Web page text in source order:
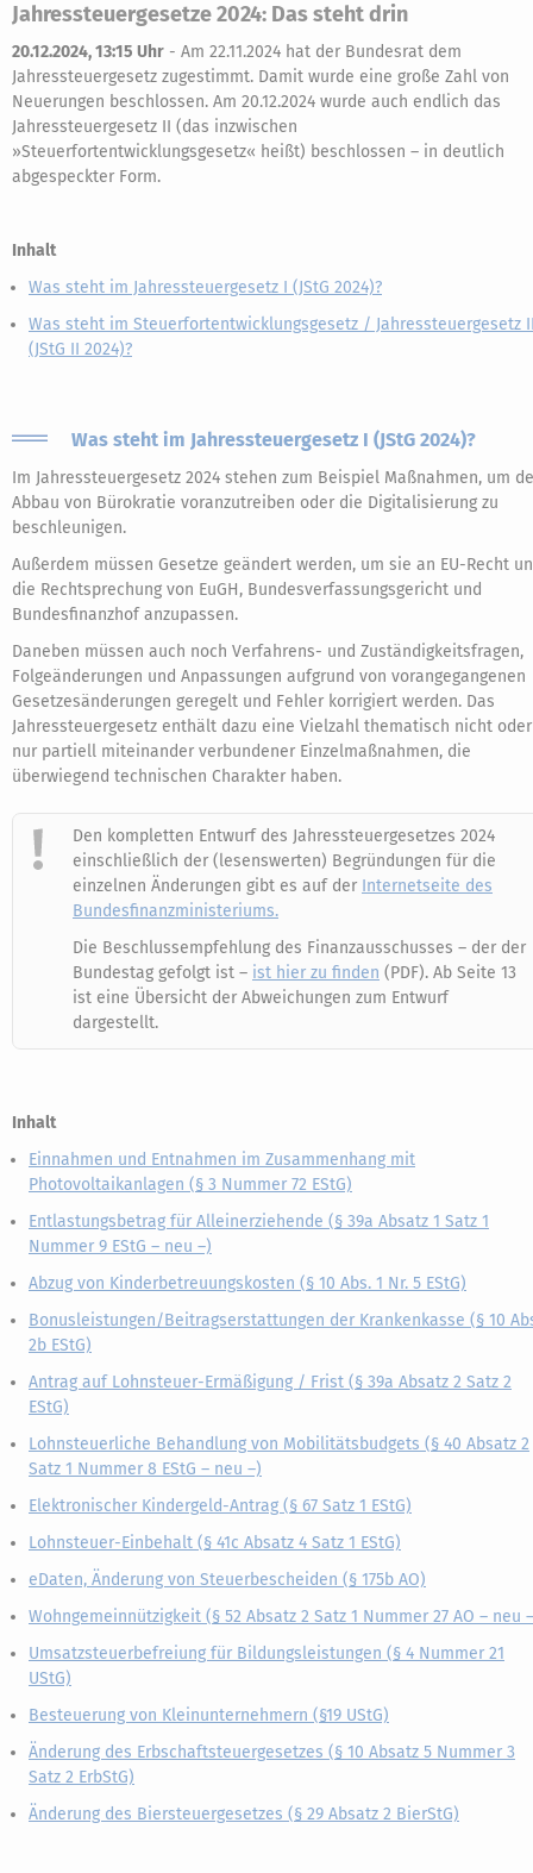
Jahressteuergesetze 2024: Das steht drin
20.12.2024, 13:15 Uhr - Am 22.11.2024 hat der Bundesrat dem
Jahressteuergesetz zugestimmt. Damit wurde eine große Zahl von
Neuerungen beschlossen. Am 20.12.2024 wurde auch endlich das
Jahressteuergesetz II (das inzwischen
»Steuerfortentwicklungsgesetz« heißt) beschlossen – in deutlich
abgespeckter Form.
Inhalt
Was steht im Jahressteuergesetz I (JStG 2024)?
Was steht im Steuerfortentwicklungsgesetz / Jahressteuergesetz
(JStG II 2024)?
Was steht im Jahressteuergesetz I (JStG 2024)?
Im Jahressteuergesetz 2024 stehen zum Beispiel Maßnahmen, um
Abbau von Bürokratie voranzutreiben oder die Digitalisierung zu
beschleunigen.
Außerdem müssen Gesetze geändert werden, um sie an EU-Recht
die Rechtsprechung von EuGH, Bundesverfassungsgericht und
Bundesfinanzhof anzupassen.
Daneben müssen auch noch Verfahrens- und Zuständigkeitsfragen,
Folgeänderungen und Anpassungen aufgrund von vorangegangenen
Gesetzesänderungen geregelt und Fehler korrigiert werden. Das
Jahressteuergesetz enthält dazu eine Vielzahl thematisch nicht oder
nur partiell miteinander verbundener Einzelmaßnahmen, die
überwiegend technischen Charakter haben.
Den kompletten Entwurf des Jahressteuergesetzes 2024
einschließlich der (lesenswerten) Begründungen für die
einzelnen Änderungen gibt es auf der Internetseite des
Bundesfinanzministeriums.
Die Beschlussempfehlung des Finanzausschusses – der der
Bundestag gefolgt ist – ist hier zu finden (PDF). Ab Seite 13
ist eine Übersicht der Abweichungen zum Entwurf
dargestellt.
Inhalt
Einnahmen und Entnahmen im Zusammenhang mit
Photovoltaikanlagen (§ 3 Nummer 72 EStG)
Entlastungsbetrag für Alleinerziehende (§ 39a Absatz 1 Satz 1
Nummer 9 EStG – neu –)
Abzug von Kinderbetreuungskosten (§ 10 Abs. 1 Nr. 5 EStG)
Bonusleistungen/Beitragserstattungen der Krankenkasse (§ 10
2b EStG)
Antrag auf Lohnsteuer-Ermäßigung / Frist (§ 39a Absatz 2 Satz 2
EStG)
Lohnsteuerliche Behandlung von Mobilitätsbudgets (§ 40 Absatz 2
Satz 1 Nummer 8 EStG – neu –)
Elektronischer Kindergeld-Antrag (§ 67 Satz 1 EStG)
Lohnsteuer-Einbehalt (§ 41c Absatz 4 Satz 1 EStG)
eDaten, Änderung von Steuerbescheiden (§ 175b AO)
Wohngemeinnützigkeit (§ 52 Absatz 2 Satz 1 Nummer 27 AO – neu
Umsatzsteuerbefreiung für Bildungsleistungen (§ 4 Nummer 21
UStG)
Besteuerung von Kleinunternehmern (§19 UStG)
Änderung des Erbschaftsteuergesetzes (§ 10 Absatz 5 Nummer 3
Satz 2 ErbStG)
Änderung des Biersteuergesetzes (§ 29 Absatz 2 BierStG)